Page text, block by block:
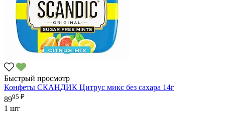
Быстрый просмотр
Конфеты СКАНДИК Цитрус микс без сахара 14г
8995 ₽
1 шт